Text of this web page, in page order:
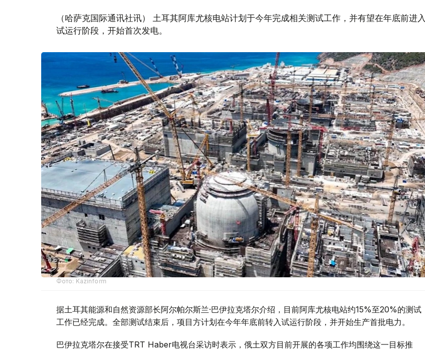
（哈萨克国际通讯社讯） 土耳其阿库尤核电站计划于今年完成相关测试工作，并有望在年底前进入
试运行阶段，开始首次发电。
Фото: Kazinform
据土耳其能源和自然资源部长阿尔帕尔斯兰·巴伊拉克塔尔介绍，目前阿库尤核电站约15%至20%的测试
工作已经完成。全部测试结束后，项目方计划在今年年底前转入试运行阶段，并开始生产首批电力。
巴伊拉克塔尔在接受TRT Haber电视台采访时表示，俄土双方目前开展的各项工作均围绕这一目标推